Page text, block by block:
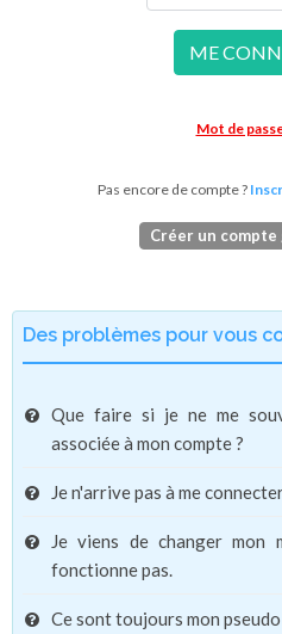
ME
Mot de
Pas encore de compte ?
Créer un
Des problèmes pour vous
Que faire si je ne me
associée à mon compte ?
Je n'arrive pas à me
Je viens de changer mon
fonctionne pas.
Ce sont toujours mon